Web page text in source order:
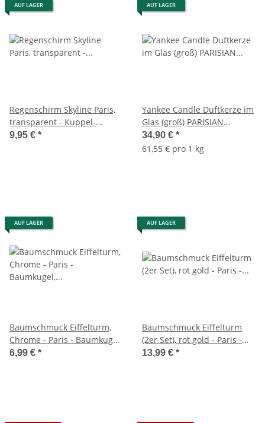
AUF LAGER
Regenschirm Skyline Paris,
transparent - Kuppel-
Regenschirm mit
9,95 € *
AUF LAGER
Yankee Candle Duftkerze im
Glas (groß) PARISIAN
HOLIDAY BRUNCH -
Signature Kerze mit
34,90 € *
61,55 € pro 1 kg
AUF LAGER
Baumschmuck Eiffelturm,
Chrome - Paris - Baumkugel,
Weihnachtsdeko,
6,99 € *
AUF LAGER
Baumschmuck Eiffelturm
(2er Set), rot gold - Paris -
Baumkugel,
13,99 € *